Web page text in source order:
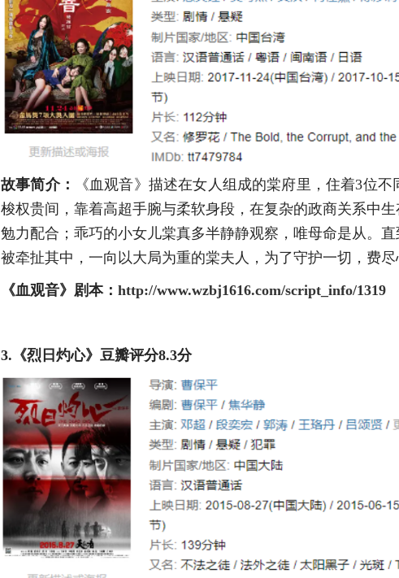
故事简介： 《血观音》描述在女人组成的棠府里，住着3位不
梭权贵间，靠着高超手腕与柔软身段，在复杂的政商关系中
勉力配合；乖巧的小女儿棠真多半静静观察，唯母命是从。
被牵扯其中，一向以大局为重的棠夫人，为了守护一切，费尽
《血观音》 剧本： http://www.wzbj1616.com/script_info/1319
3.《烈日灼心》 豆瓣评分8.3分